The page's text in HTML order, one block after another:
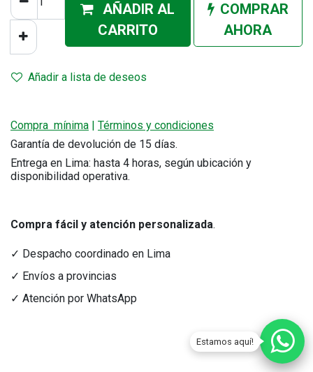
Estamos aquí!
AÑADIR AL
CARRITO
COMPRAR
AHORA
Añadir a lista de deseos
Compra mínima | Términos y condiciones
Garantía de devolución de 15 días.
Entrega en Lima: hasta 4 horas, según ubicación y
disponibilidad operativa.
Compra fácil y atención personalizada.
✓ Despacho coordinado en Lima
✓ Envíos a provincias
✓ Atención por WhatsApp